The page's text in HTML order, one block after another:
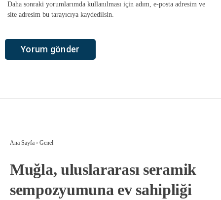
Daha sonraki yorumlarımda kullanılması için adım, e-posta adresim ve
site adresim bu tarayıcıya kaydedilsin.
Ana Sayfa › Genel
Muğla, uluslararası seramik
sempozyumuna ev sahipliği